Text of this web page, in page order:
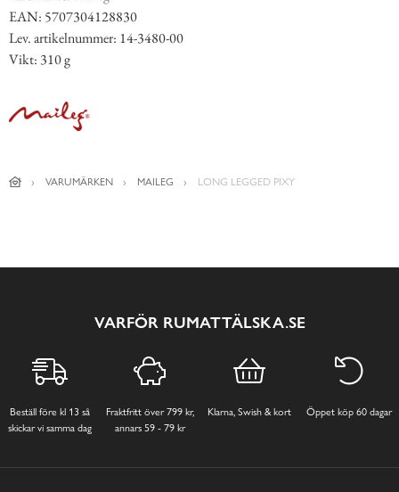
EAN: 5707304128830
Lev. artikelnummer: 14-3480-00
Vikt: 310 g
VARUMÄRKEN MAILEG LONG LEGGED PIXY
VARFÖR RUMATTÄLSKA.SE
Beställ före kl 13 så
skickar vi samma dag
Fraktfritt över 799 kr,
annars 59 - 79 kr
Klarna, Swish & kort Öppet köp 60 dagar